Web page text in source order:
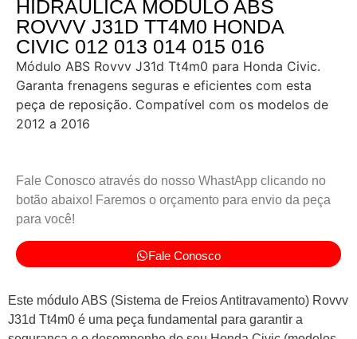
HIDRAULICA MODULO ABS
ROVVV J31D TT4M0 HONDA
CIVIC 012 013 014 015 016
Módulo ABS Rovvv J31d Tt4m0 para Honda Civic.
Garanta frenagens seguras e eficientes com esta
peça de reposição. Compatível com os modelos de
2012 a 2016
Fale Conosco através do nosso WhastApp clicando no
botão abaixo! Faremos o orçamento para envio da peça
para você!
Fale Conosco
Este módulo ABS (Sistema de Freios Antitravamento) Rovvv
J31d Tt4m0 é uma peça fundamental para garantir a